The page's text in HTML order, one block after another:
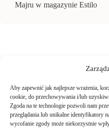
Aby zapewnić jak najlepsze wrażenia,
cookie, do przechowywania i/lub
Zgoda na te technologie pozwoli nam
przeglądania lub unikalne identyfikatory
wycofanie zgody może niekorzystnie
Majru w magazynie Estilo
TWOJE
Logowanie i
Jak złożyć
INFORMACJE